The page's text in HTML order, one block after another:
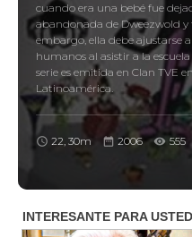
cuando era una bebé fue
abandonada de Dweezwold y
embargo, ella debe ajustarse
humanos al asistir a la
serie es emitida en Clan TVE
Latinoamérica.
22, 30m 2006 555